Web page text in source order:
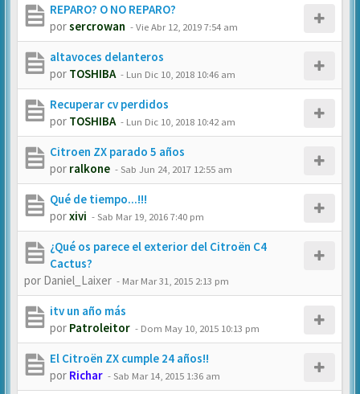
REPARO? O NO REPARO?
porsercrowan -Vie Abr 12, 2019 7:54 am
altavoces delanteros
por TOSHIBA - Lun Dic 10, 2018 10:46 am
Recuperar cv perdidos
por TOSHIBA - Lun Dic 10, 2018 10:42 am
Citroen ZX parado 5 años
por ralkone -Sab Jun 24, 2017 12:55 am
Qué de tiempo...!!!
porxivi -Sab Mar 19, 2016 7:40 pm
¿Qué os parece el exterior del Citroën C4
Cactus?
por Daniel_Laixer - Mar Mar 31, 2015 2:13 pm
itv un año más
por Patroleitor - Dom May 10, 2015 10:13 pm
El Citroën ZX cumple 24 años!!
por Richar -Sab Mar 14, 2015 1:36 am